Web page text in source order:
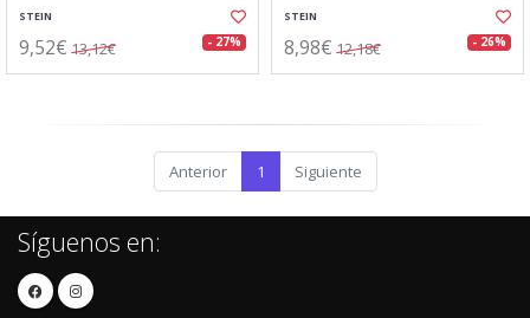
STEIN
9,52€ 13,12€ - 27%
STEIN
8,98€ 12,18€ - 26%
Anterior 1 Siguiente
Síguenos en: